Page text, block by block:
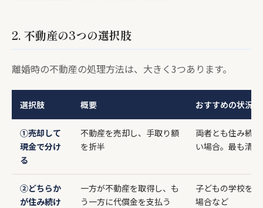
2. 不動産の3つの選択肢
離婚時の不動産の処理方法は、大きく3つあります。
選択肢 概要 おすすめの状況
①売却して
現金で分け
る
不動産を売却し、手取り額
を折半
両者とも住み続
い場合。最も清
②どちらか
が住み続け
一方が不動産を取得し、も
う一方に代償金を支払う
子どもの学校を
場合など